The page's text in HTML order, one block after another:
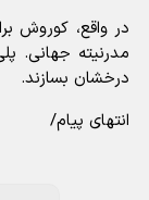
در واقع، کوروش
مدرنیته جهانی.
درخشان بسازند.
انتهای پیام/